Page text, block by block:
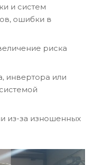
и систем
ошибки в
риска
инвертора или
из-за изношенных